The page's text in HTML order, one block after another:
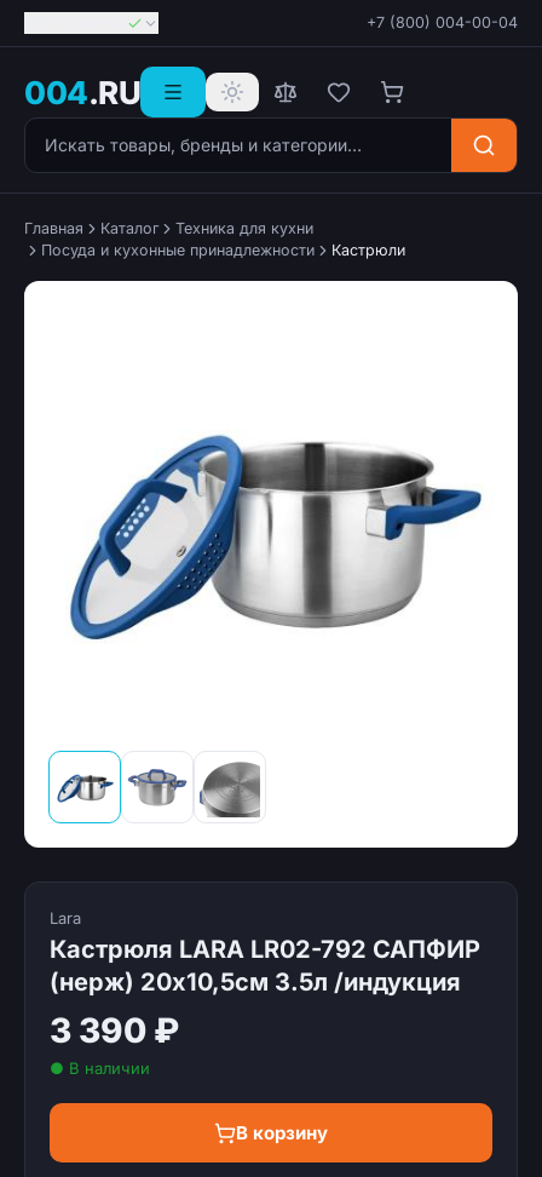
+7 (800) 004-00-04
004.RU
Поиск товаров
Главная Каталог
Техника для кухни
Посуда и кухонные принадлежности
Кастрюли
Lara
Кастрюля LARA LR02-792 САПФИР
(нерж) 20х10,5см 3.5л /индукция
3 390 ₽
● В наличии
В корзину